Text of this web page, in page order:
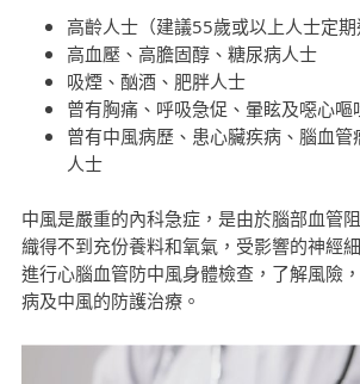
高齡人士（建議55歲或以上人士定期
高血壓、高膽固醇、糖尿病人士
吸煙、酗酒、肥胖人士
曾有胸痛、呼吸急促、暈眩及噁心嘔
曾有中風病歷、患心臟疾病、腦血
人士
中風是嚴重的內科急症，是由於腦部血管
織得不到充份養料和氧氣，受影響的神經
進行心腦血管防中風身體檢查，了解風險
病及中風的防護治療。